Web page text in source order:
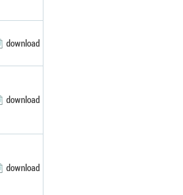
download
download
download